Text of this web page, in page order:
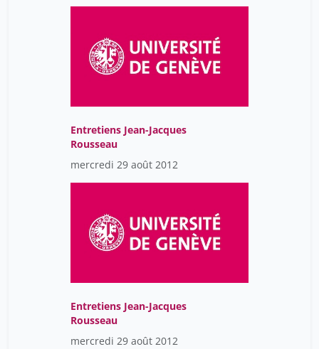
Entretiens Jean-Jacques
Rousseau
mercredi 29 août 2012
Entretiens Jean-Jacques
Rousseau
mercredi 29 août 2012